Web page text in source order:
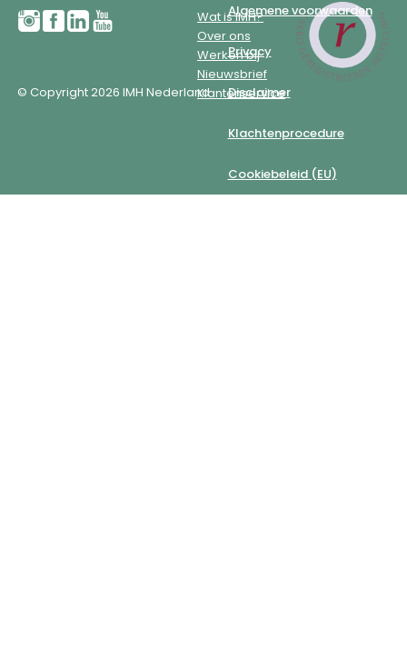
Wat is IMH?
Over ons
Werken bij
Nieuwsbrief
Klantenservice
© Copyright 2026 IMH Nederland
Algemene voorwaarden
Privacy
Disclaimer
Klachtenprocedure
Cookiebeleid (EU)